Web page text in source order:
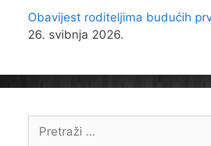
Obavijest roditeljima budućih
26. svibnja 2026.